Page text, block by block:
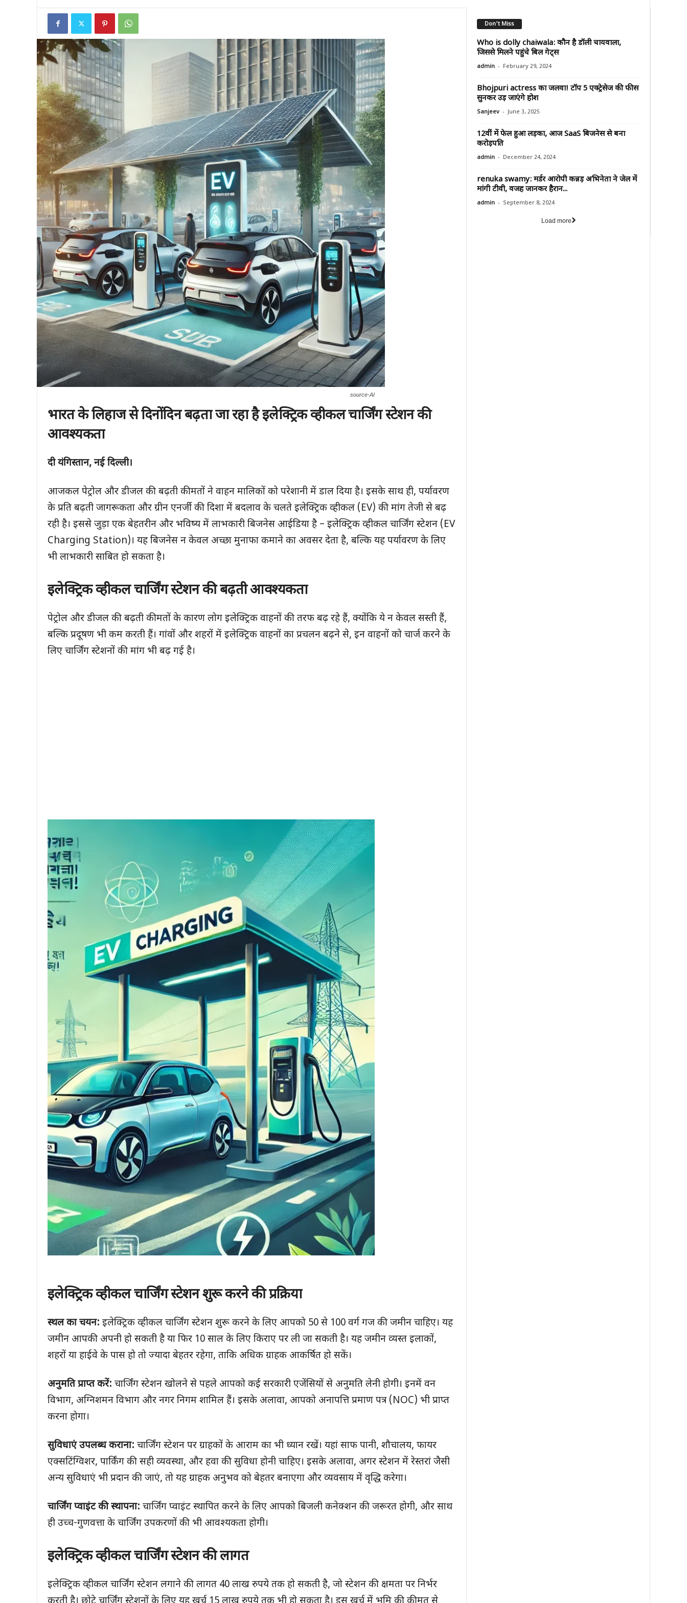
source-AI
भारत के लिहाज से दिनोंदिन बढ़ता जा रहा है इलेक्ट्रिक व्हीकल चार्जिंग स्टेशन की
आवश्यकता
दी यंगिस्तान, नई दिल्ली।
आजकल पेट्रोल और डीजल की बढ़ती कीमतों ने वाहन मालिकों को परेशानी में डाल दिया है। इसके साथ ही, पर्यावरण
के प्रति बढ़ती जागरूकता और ग्रीन एनर्जी की दिशा में बदलाव के चलते इलेक्ट्रिक व्हीकल (EV) की मांग तेजी से बढ़
रही है। इससे जुड़ा एक बेहतरीन और भविष्य में लाभकारी बिजनेस आईडिया है – इलेक्ट्रिक व्हीकल चार्जिंग स्टेशन (EV
Charging Station)। यह बिजनेस न केवल अच्छा मुनाफा कमाने का अवसर देता है, बल्कि यह पर्यावरण के लिए
भी लाभकारी साबित हो सकता है।
इलेक्ट्रिक व्हीकल चार्जिंग स्टेशन की बढ़ती आवश्यकता
पेट्रोल और डीजल की बढ़ती कीमतों के कारण लोग इलेक्ट्रिक वाहनों की तरफ बढ़ रहे हैं, क्योंकि ये न केवल सस्ती हैं,
बल्कि प्रदूषण भी कम करती हैं। गांवों और शहरों में इलेक्ट्रिक वाहनों का प्रचलन बढ़ने से, इन वाहनों को चार्ज करने के
लिए चार्जिंग स्टेशनों की मांग भी बढ़ गई है।
इलेक्ट्रिक व्हीकल चार्जिंग स्टेशन शुरू करने की प्रक्रिया
स्थल का चयन: इलेक्ट्रिक व्हीकल चार्जिंग स्टेशन शुरू करने के लिए आपको 50 से 100 वर्ग गज की जमीन चाहिए। यह
जमीन आपकी अपनी हो सकती है या फिर 10 साल के लिए किराए पर ली जा सकती है। यह जमीन व्यस्त इलाकों,
शहरों या हाईवे के पास हो तो ज्यादा बेहतर रहेगा, ताकि अधिक ग्राहक आकर्षित हो सकें।
अनुमति प्राप्त करें: चार्जिंग स्टेशन खोलने से पहले आपको कई सरकारी एजेंसियों से अनुमति लेनी होगी। इनमें वन
विभाग, अग्निशमन विभाग और नगर निगम शामिल हैं। इसके अलावा, आपको अनापत्ति प्रमाण पत्र (NOC) भी प्राप्त
करना होगा।
सुविधाएं उपलब्ध कराना: चार्जिंग स्टेशन पर ग्राहकों के आराम का भी ध्यान रखें। यहां साफ पानी, शौचालय, फायर
एक्सटिंग्विशर, पार्किंग की सही व्यवस्था, और हवा की सुविधा होनी चाहिए। इसके अलावा, अगर स्टेशन में रेस्तरां जैसी
अन्य सुविधाएं भी प्रदान की जाएं, तो यह ग्राहक अनुभव को बेहतर बनाएगा और व्यवसाय में वृद्धि करेगा।
चार्जिंग प्वाइंट की स्थापना: चार्जिंग प्वाइंट स्थापित करने के लिए आपको बिजली कनेक्शन की जरूरत होगी, और साथ
ही उच्च-गुणवत्ता के चार्जिंग उपकरणों की भी आवश्यकता होगी।
इलेक्ट्रिक व्हीकल चार्जिंग स्टेशन की लागत
इलेक्ट्रिक व्हीकल चार्जिंग स्टेशन लगाने की लागत 40 लाख रुपये तक हो सकती है, जो स्टेशन की क्षमता पर निर्भर
Don't Miss
Who is dolly chaiwala: कौन है डॉली चायवाला,
जिससे मिलने पहुंचे बिल गेट्स
admin - February 29, 2024
Bhojpuri actress का जलवा! टॉप 5 एक्ट्रेसेज की फीस
सुनकर उड़ जाएंगे होश
Sanjeev - June 3, 2025
12वीं में फेल हुआ लड़का, आज SaaS बिजनेस से बना
करोड़पति
admin - December 24, 2024
renuka swamy: मर्डर आरोपी कन्नड़ अभिनेता ने जेल में
मांगी टीवी, वजह जानकर हैरान...
admin - September 8, 2024
Load more